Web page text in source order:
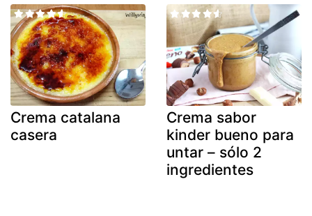
Crema catalana
casera
Crema sabor
kinder bueno para
untar – sólo 2
ingredientes